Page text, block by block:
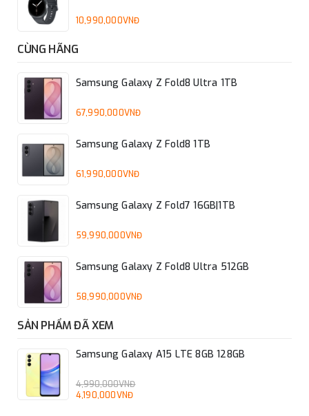
10,990,000VNĐ
CÙNG HÃNG
Samsung Galaxy Z Fold8 Ultra 1TB
67,990,000VNĐ
Samsung Galaxy Z Fold8 1TB
61,990,000VNĐ
Samsung Galaxy Z Fold7 16GB|1TB
59,990,000VNĐ
Samsung Galaxy Z Fold8 Ultra 512GB
58,990,000VNĐ
SẢN PHẨM ĐÃ XEM
Samsung Galaxy A15 LTE 8GB 128GB
4,990,000VNĐ
4,190,000VNĐ